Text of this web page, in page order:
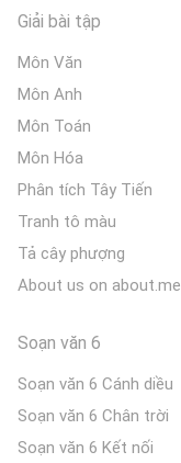
Giải bài tập
Môn Văn
Môn Anh
Môn Toán
Môn Hóa
Phân tích Tây Tiến
Tranh tô màu
Tả cây phượng
About us on about.me
Soạn văn 6
Soạn văn 6 Cánh diều
Soạn văn 6 Chân trời
Soạn văn 6 Kết nối